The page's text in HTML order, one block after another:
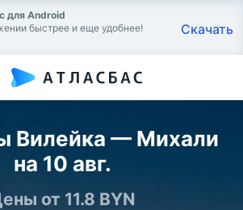
для Android
быстрее и еще удобнее!
Скачать
Вилейка — Михали
на 10 авг.
от 11.8 BYN